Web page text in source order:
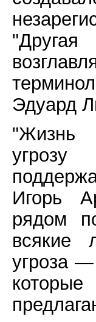
Эдуард
"Жизнь
Игорь
рядом
всякие
угроза